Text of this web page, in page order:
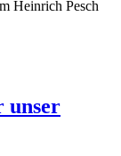
Heinrich Pesch
unser